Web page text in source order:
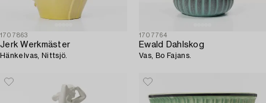
1707863
Jerk Werkmäster
Hänkelvas, Nittsjö.
1707764
Ewald Dahlskog
Vas, Bo Fajans.